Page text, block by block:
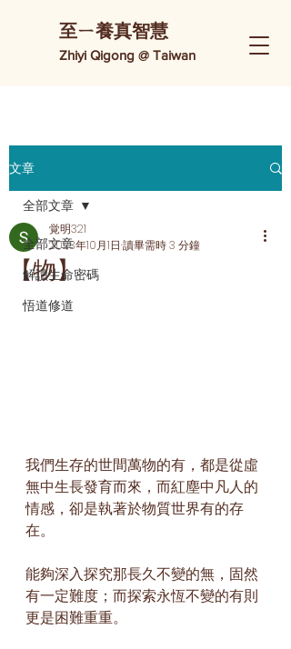
Zhiyi Qigong @ Taiwan
​至ㄧ養真智慧
文章
全部文章
解讀生命密碼
悟道修道
全部文章
【物】
覚明321
2023年10月1日 讀畢需時 3 分鐘
我們生存的世間萬物的有，都是從虛
無中生長發育而來，而紅塵中凡人的
情感，卻是執著於物質世界有的存
在。
能夠深入探究那長久不變的無，固然
有一定難度；而探索永恆不變的有則
更是困難重重。